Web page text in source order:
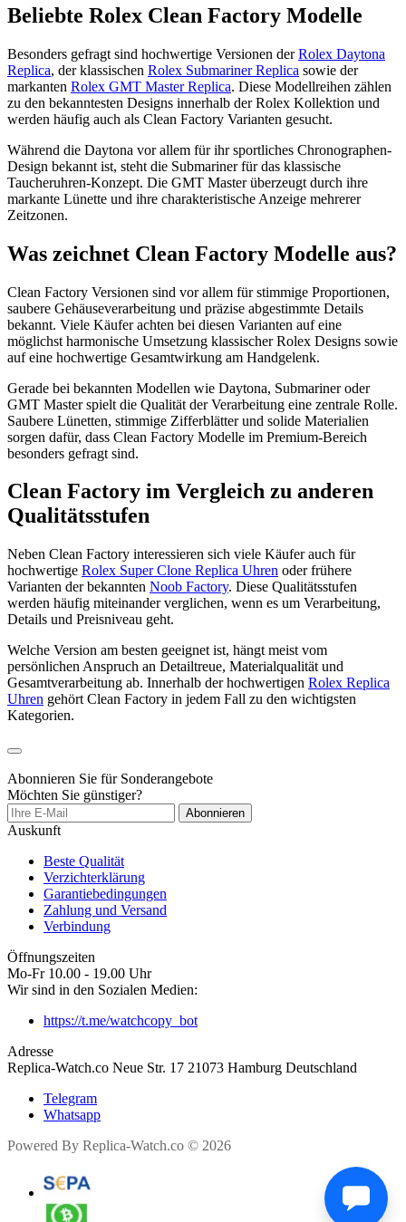
Beliebte Rolex Clean Factory Modelle
Besonders gefragt sind hochwertige Versionen derRolex Daytona
Replica, der klassischen Rolex Submariner Replica sowie der
markanten Rolex GMT Master Replica. Diese Modellreihen zählen
zu den bekanntesten Designs innerhalb der Rolex Kollektion und
werden häufig auch als Clean Factory Varianten gesucht.
Während die Daytona vor allem für ihr sportliches Chronographen-
Design bekannt ist, steht die Submariner für das klassische
Taucheruhren-Konzept. Die GMT Master überzeugt durch ihre
markante Lünette und ihre charakteristische Anzeige mehrerer
Zeitzonen.
Was zeichnet Clean Factory Modelle aus?
Clean Factory Versionen sind vor allem für stimmige Proportionen,
saubere Gehäuseverarbeitung und präzise abgestimmte Details
bekannt. Viele Käufer achten bei diesen Varianten auf eine
möglichst harmonische Umsetzung klassischer Rolex Designs sowie
auf eine hochwertige Gesamtwirkung am Handgelenk.
Gerade bei bekannten Modellen wie Daytona, Submariner oder
GMT Master spielt die Qualität der Verarbeitung eine zentrale Rolle.
Saubere Lünetten, stimmige Zifferblätter und solide Materialien
sorgen dafür, dass Clean Factory Modelle im Premium-Bereich
besonders gefragt sind.
Clean Factory im Vergleich zu anderen
Qualitätsstufen
Neben Clean Factory interessieren sich viele Käufer auch für
hochwertige Rolex Super Clone Replica Uhren oder frühere
Varianten der bekannten Noob Factory. Diese Qualitätsstufen
werden häufig miteinander verglichen, wenn es um Verarbeitung,
Details und Preisniveau geht.
Welche Version am besten geeignet ist, hängt meist vom
persönlichen Anspruch an Detailtreue, Materialqualität und
Gesamtverarbeitung ab. Innerhalb der hochwertigen Rolex Replica
Uhren gehört Clean Factory in jedem Fall zu den wichtigsten
Kategorien.
Abonnieren Sie für Sonderangebote
Möchten Sie günstiger?
Abonnieren
Auskunft
Beste Qualität
Verzichterklärung
Garantiebedingungen
Zahlung und Versand
Verbindung
Öffnungszeiten
Mo-Fr 10.00 - 19.00 Uhr
Wir sind in den Sozialen Medien:
https://t.me/watchcopy_bot
Adresse
Replica-Watch.co Neue Str. 17 21073 Hamburg Deutschland
Telegram
Whatsapp
Powered By Replica-Watch.co © 2026